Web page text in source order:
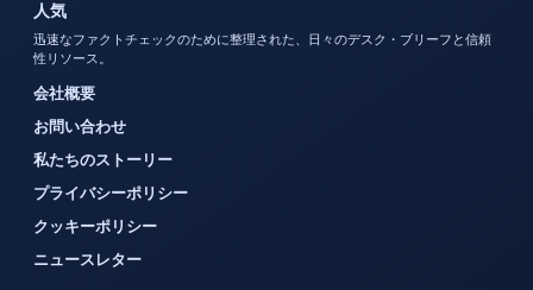
人気
迅速なファクトチェックのために整理された、日々のデスク・ブリーフと信頼
性リソース。
会社概要
お問い合わせ
私たちのストーリー
プライバシーポリシー
クッキーポリシー
ニュースレター